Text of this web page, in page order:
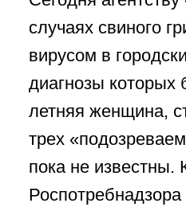
случаях свиного
вирусом в
диагнозы
летняя женщина,
трех
пока не известны.